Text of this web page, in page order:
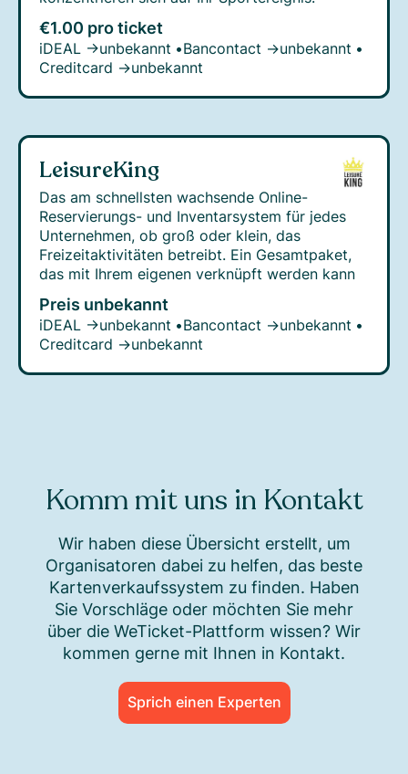
€1.00 pro ticket
iDEAL →unbekannt •Bancontact →unbekannt •
Creditcard →unbekannt
LeisureKing
Das am schnellsten wachsende Online-
Reservierungs- und Inventarsystem für jedes
Unternehmen, ob groß oder klein, das
Freizeitaktivitäten betreibt. Ein Gesamtpaket,
das mit Ihrem eigenen verknüpft werden kann
Preis unbekannt
iDEAL →unbekannt •Bancontact →unbekannt •
Creditcard →unbekannt
Komm mit uns in Kontakt
Wir haben diese Übersicht erstellt, um
Organisatoren dabei zu helfen, das beste
Kartenverkaufssystem zu finden. Haben
Sie Vorschläge oder möchten Sie mehr
über die WeTicket-Plattform wissen? Wir
kommen gerne mit Ihnen in Kontakt.
Sprich einen Experten